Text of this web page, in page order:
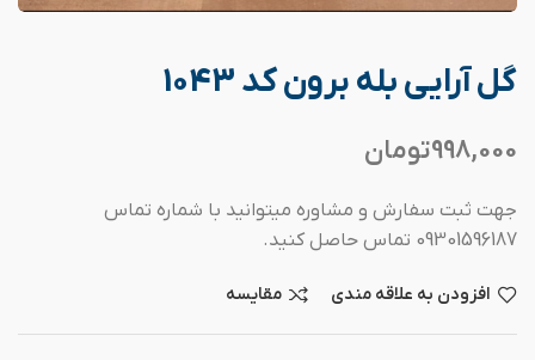
گل آرایی بله برون کد 1043
998,000تومان
جهت ثبت سفارش و مشاوره میتوانید با شماره تماس
09301596187 تماس حاصل کنید.
افزودن به علاقه مندی مقایسه